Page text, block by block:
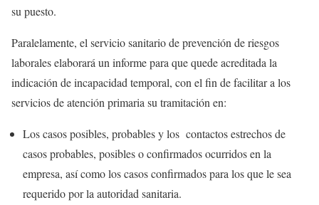
su puesto.
Paralelamente, el servicio sanitario de prevención de riesgos
laborales elaborará un informe para que quede acreditada la
indicación de incapacidad temporal, con el fin de facilitar a los
servicios de atención primaria su tramitación en:
Los casos posibles, probables y los contactos estrechos de
casos probables, posibles o confirmados ocurridos en la
empresa, así como los casos confirmados para los que le sea
requerido por la autoridad sanitaria.